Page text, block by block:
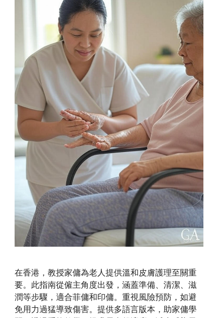
在香港，教授家傭為老人提供溫和皮膚護理至關重
要。此指南從僱主角度出發，涵蓋準備、清潔、滋
潤等步驟，適合菲傭和印傭。重視風險預防，如避
免用力過猛導致傷害。提供多語言版本，助家傭學